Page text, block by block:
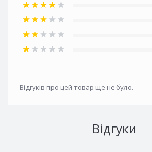
Відгуків про цей товар ще не було.
Відгуки